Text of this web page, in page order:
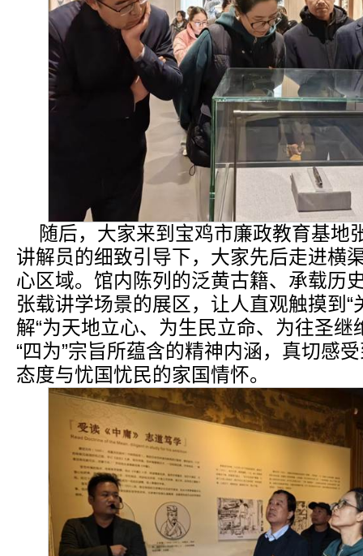
随后，大家来到宝鸡市廉政教育基地
讲解员的细致引导下，大家先后走进横
心区域。馆内陈列的泛黄古籍、承载历
张载讲学场景的展区，让人直观触摸到“
解“为天地立心、为生民立命、为往圣继
“四为”宗旨所蕴含的精神内涵，真切感
态度与忧国忧民的家国情怀。